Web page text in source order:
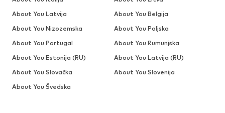
About You Latvija
About You Belgija
About You Nizozemska
About You Poljska
About You Portugal
About You Rumunjska
About You Estonija (RU)
About You Latvija (RU)
About You Slovačka
About You Slovenija
About You Švedska